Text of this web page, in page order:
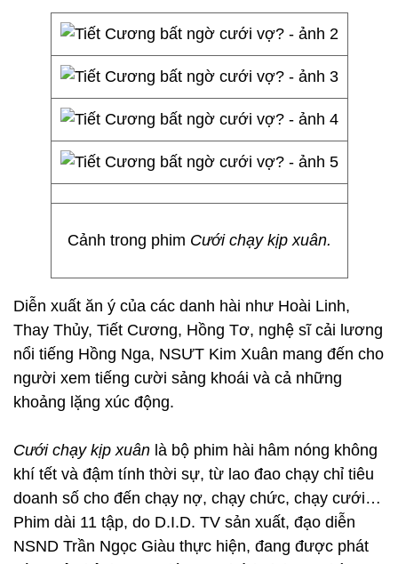
Cảnh trong phim Cưới chạy kịp xuân.
Diễn xuất ăn ý của các danh hài như Hoài Linh,
Thay Thủy, Tiết Cương, Hồng Tơ, nghệ sĩ cải lương
nổi tiếng Hồng Nga, NSƯT Kim Xuân mang đến cho
người xem tiếng cười sảng khoái và cả những
khoảng lặng xúc động.
Cưới chạy kịp xuân là bộ phim hài hâm nóng không
khí tết và đậm tính thời sự, từ lao đao chạy chỉ tiêu
doanh số cho đến chạy nợ, chạy chức, chạy cưới…
Phim dài 11 tập, do D.I.D. TV sản xuất, đạo diễn
NSND Trần Ngọc Giàu thực hiện, đang được phát